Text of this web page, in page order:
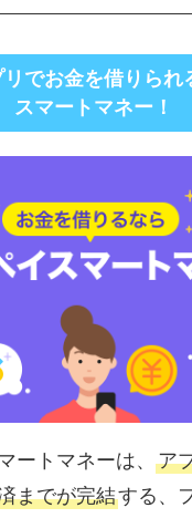
でお金を借りられ
スマートマネー！
ートマネーは、 ア
までが完結する、